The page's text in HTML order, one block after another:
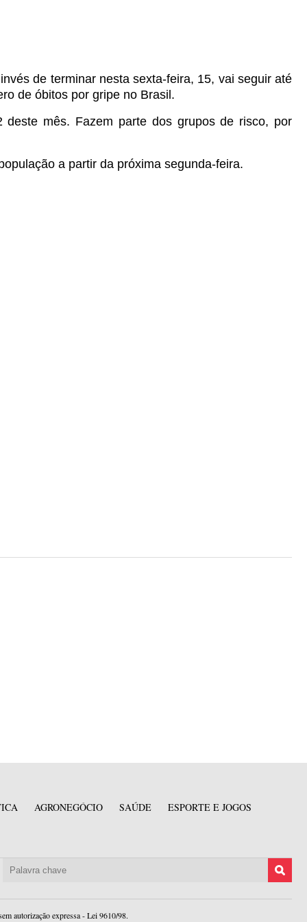
de terminar nesta sexta-feira, 15, vai seguir até
de óbitos por gripe no Brasil.
mês. Fazem parte dos grupos de risco, por
a partir da próxima segunda-feira.
AGRONEGÓCIO SAÚDE ESPORTE E JOGOS
autorização expressa - Lei 9610/98.